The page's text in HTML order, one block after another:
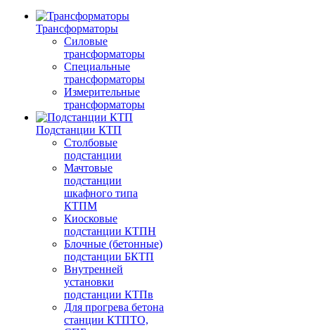
Трансформаторы
Силовые
трансформаторы
Специальные
трансформаторы
Измерительные
трансформаторы
Подстанции КТП
Столбовые
подстанции
Мачтовые
подстанции
шкафного типа
КТПМ
Киосковые
подстанции КТПН
Блочные (бетонные)
подстанции БКТП
Внутренней
установки
подстанции КТПв
Для прогрева бетона
станции КТПТО,